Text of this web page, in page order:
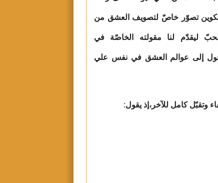
تكوين تصوّر خاصّ لتصويف العشق من
ليقدّم لنا مقولته الخاصّة في
إلى عوالم العشق في نفس علي
وتقبّل كامل للآخر،إذ يقول: